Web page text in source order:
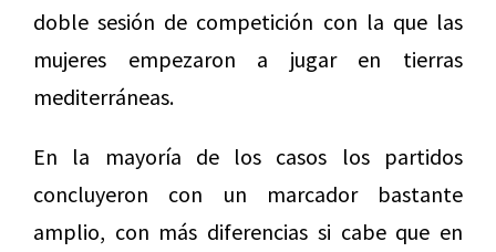
doble sesión de competición con la que las
mujeres empezaron a jugar en tierras
mediterráneas.
En la mayoría de los casos los partidos
concluyeron con un marcador bastante
amplio, con más diferencias si cabe que en